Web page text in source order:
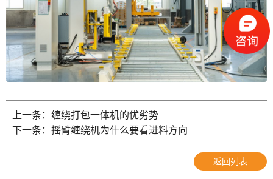
上一条：缠绕打包一体机的优劣势
下一条：摇臂缠绕机为什么要看进料方向
返回列表
如何正确操作封箱机
2025-06-04